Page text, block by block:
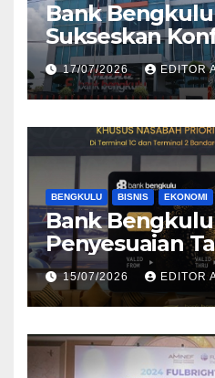
Bank
Sukseskan
Bengkulu 2026
17/07/2026 EDITOR
BENGKULU BISNIS EKONOMI
Bank
Penyesuaian
Efektif,
Peningkatan
Nasabah
15/07/2026 EDITOR